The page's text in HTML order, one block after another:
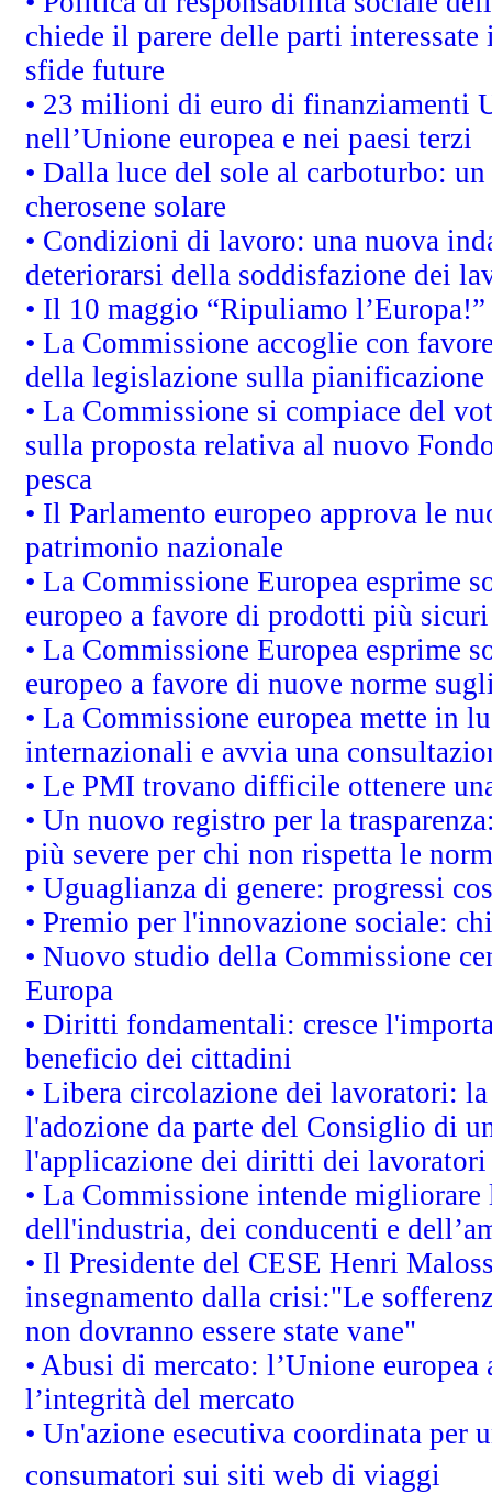
chiede il parere delle parti
sfide future
• 23 milioni di euro di finanziamenti
nell’Unione europea e nei paesi terzi
• Dalla luce del sole al carboturbo:
cherosene solare
• Condizioni di lavoro: una nuova
deteriorarsi della soddisfazione dei
• Il 10 maggio “Ripuliamo l’Europa!”
• La Commissione accoglie con
della legislazione sulla
• La Commissione si compiace del
sulla proposta relativa al nuovo
pesca
• Il Parlamento europeo approva le
patrimonio nazionale
• La Commissione Europea esprime
europeo a favore di prodotti più
• La Commissione Europea esprime
europeo a favore di nuove norme
• La Commissione europea mette in
internazionali e avvia una
• Le PMI trovano difficile ottenere
• Un nuovo registro per la
più severe per chi non rispetta le
• Uguaglianza di genere: progressi
• Premio per l'innovazione sociale:
• Nuovo studio della Commissione
Europa
• Diritti fondamentali: cresce
beneficio dei cittadini
• Libera circolazione dei lavoratori:
l'adozione da parte del Consiglio di
l'applicazione dei diritti dei lavoratori
• La Commissione intende
dell'industria, dei conducenti e
• Il Presidente del CESE Henri
insegnamento dalla crisi:"Le
non dovranno essere state vane"
• Abusi di mercato: l’Unione
l’integrità del mercato
• Un'azione esecutiva coordinata
consumatori sui siti web di viaggi